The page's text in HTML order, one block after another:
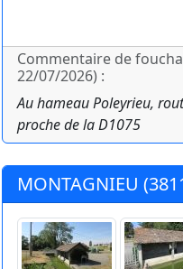
Commentaire de
22/07/2026) :
Au hameau Poleyrieu,
proche de la D1075
MONTAGNIEU